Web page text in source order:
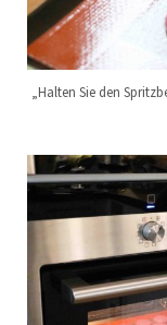
„Halten Sie den